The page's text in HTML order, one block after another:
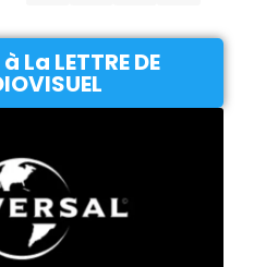
La LETTRE DE